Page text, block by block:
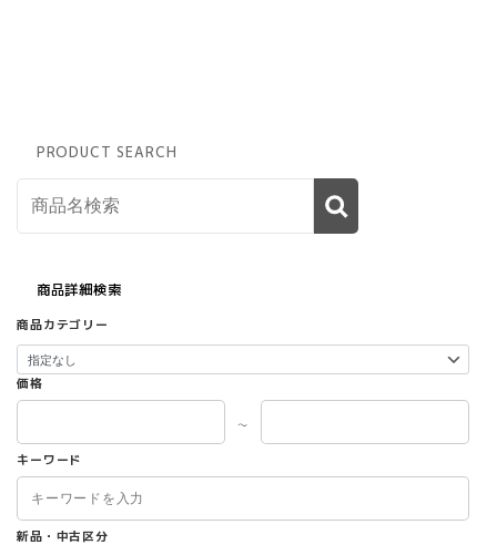
PRODUCT SEARCH
商品詳細検索
商品カテゴリー
価格
～
キーワード
新品・中古区分